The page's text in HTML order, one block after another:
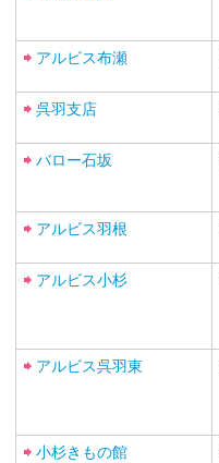
アルビス布瀬
呉羽支店
バロー石坂
アルビス羽根
アルビス小杉
アルビス呉羽東
小杉きもの館